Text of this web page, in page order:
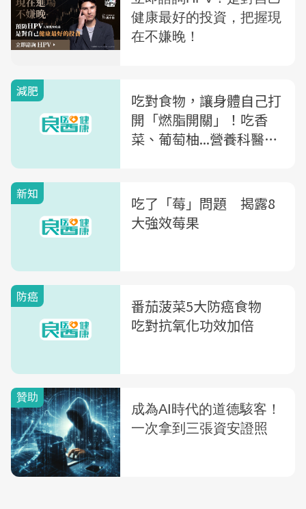
減肥
吃對食物，讓身體自己打
開「燃脂開關」！吃香
菜、葡萄柚...營養科醫師
新知
吃了「莓」問題 揭露8
大強效莓果
防癌
番茄菠菜5大防癌食物
吃對抗氧化功效加倍